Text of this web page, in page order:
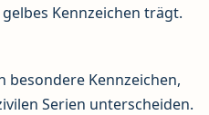
Kennzeichen trägt.
Kennzeichen,
Serien unterscheiden.